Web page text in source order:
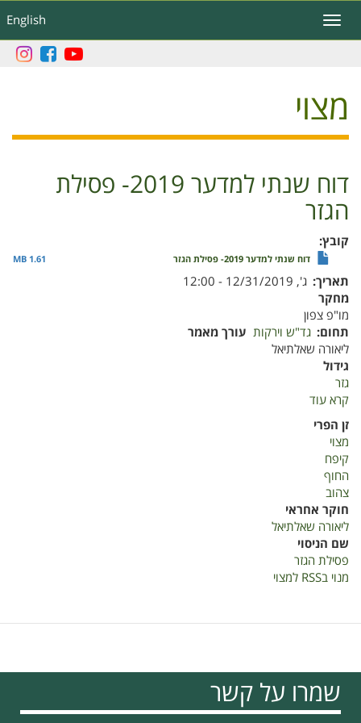
לתוכן
העיקרי
English
Toggle
navigation
מצוי
דוח שנתי למדער 2019- פסילת
הגזר
קובץ
דוח שנתי למדער 2019- פסילת הגזר 1.61 MB
תאריך ג', 12/31/2019 - 12:00
מחקר
מו"פ צפון
תחום גד"ש וירקות עורך מאמר
ליאורה שאלתיאל
גידול
גזר
קרא עוד
זן הפרי
מצוי
קיפח
החוף
צהוב
חוקר אחראי
ליאורה שאלתיאל
שם הניסוי
פסילת הגזר
מנוי בRSS למצוי
שמרו על קשר